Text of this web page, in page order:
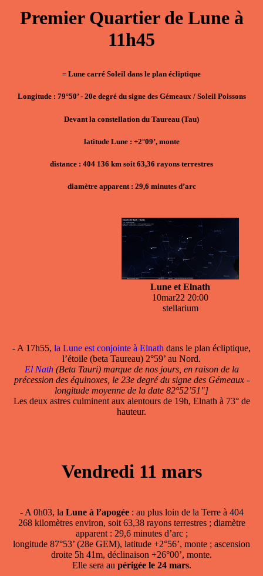
Premier Quartier de Lune à
11h45
= Lune carré Soleil dans le plan écliptique
Longitude : 79°50’ - 20e degré du signe des Gémeaux / Soleil Poissons
Devant la constellation du Taureau (Tau)
latitude Lune : +2°09’, monte
distance : 404 136 km soit 63,36 rayons terrestres
diamètre apparent : 29,6 minutes d’arc
Lune et Elnath
10mar22 20:00
stellarium
- A 17h55, la Lune est conjointe à Elnath dans le plan écliptique,
l’étoile (beta Taureau) 2°59’ au Nord.
El Nath(Beta Tauri) marque de nos jours, en raison de la
précession des équinoxes, le 23e degré du signe des Gémeaux -
longitude moyenne de la date 82°52’51"]
Les deux astres culminent aux alentours de 19h, Elnath à 73° de
hauteur.
Vendredi 11 mars
- A 0h03, la Lune à l’apogée: au plus loin de la Terre à 404
268 kilomètres environ, soit 63,38 rayons terrestres ; diamètre
apparent : 29,6 minutes d’arc ;
longitude 87°53’ (28e GEM), latitude +2°56’, monte ; ascension
droite 5h 41m, déclinaison +26°00’, monte.
Elle sera au périgée le 24 mars.